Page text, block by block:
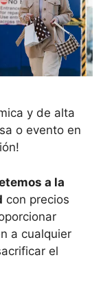
y de alta
o evento en
a la
con precios
a cualquier
el